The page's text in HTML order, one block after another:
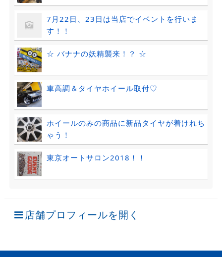
7月22日、23日は当店でイベントを行いま
す！！
☆ バナナの妖精襲来！？ ☆
車高調＆タイヤホイール取付♡
ホイールのみの商品に新品タイヤが着けれち
ゃう！
東京オートサロン2018！！
店舗プロフィールを開く